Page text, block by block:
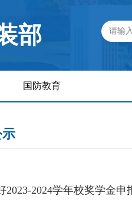
部
国防教育
2024学年校奖学金